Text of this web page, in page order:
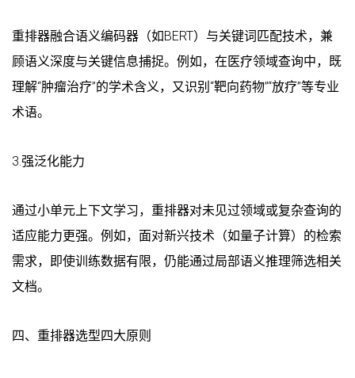
重排器融合语义编码器（如BERT）与关键词匹配技术，兼
顾语义深度与关键信息捕捉。例如，在医疗领域查询中，既
理解“肿瘤治疗”的学术含义，又识别“靶向药物”“放疗”等专业
术语。
3.强泛化能力
通过小单元上下文学习，重排器对未见过领域或复杂查询的
适应能力更强。例如，面对新兴技术（如量子计算）的检索
需求，即使训练数据有限，仍能通过局部语义推理筛选相关
文档。
四、重排器选型四大原则